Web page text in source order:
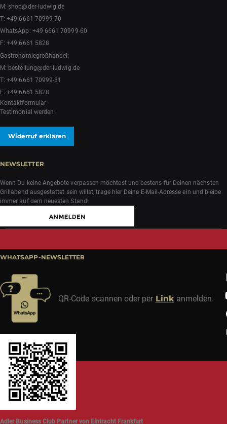
M:shop@der-ludwig.de
T:+49 6661 70999-70
WhatsApp: +49 6661 70999-60
F: +49 6661 5828
Gastronomiegroßhandel:
M: bestellung@der-ludwig.de
T:+49 6661 70999-81
F: +49 6661 5828
Kontaktformular
Testimonial werden
Widerruf erklären
NEWSLETTER
Wenn Du keine Angebote verpassen möchtest und bestens für Deinen nächsten
Grillabend ausgestattet sein willst, trage hier Deine E-Mail-Adresse ein und bleibe
immer auf dem neuesten Stand!
WHATSAPP-NEWSLETTER
QR-Code scannen oder per Linkanmelden.
Adler Business Club Partner von Eintracht Frankfurt